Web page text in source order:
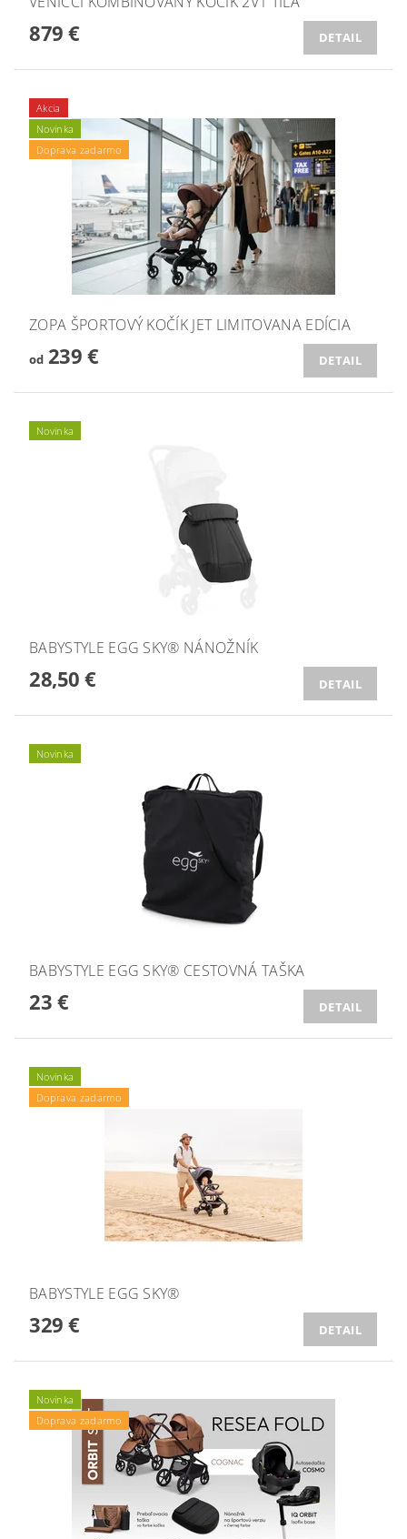
879 € DETAIL
Akcia
Novinka
Doprava zadarmo
ZOPA ŠPORTOVÝ KOČÍK JET LIMITOVANA EDÍCIA
od239 € DETAIL
Novinka
BABYSTYLE EGG SKY® NÁNOŽNÍK
28,50 € DETAIL
Novinka
BABYSTYLE EGG SKY® CESTOVNÁ TAŠKA
23 € DETAIL
Novinka
Doprava zadarmo
BABYSTYLE EGG SKY®
329 € DETAIL
Novinka
Doprava zadarmo